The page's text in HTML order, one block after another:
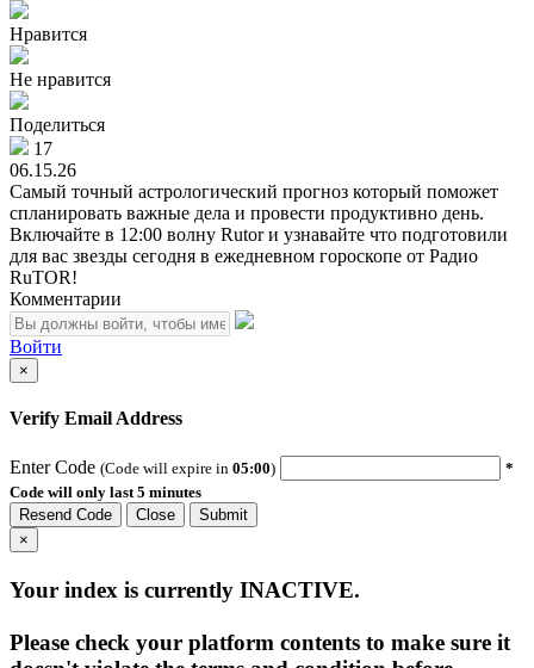
Нравится
Не нравится
Поделиться
17
06.15.26
Самый точный астрологический прогноз который поможет
спланировать важные дела и провести продуктивно день.
Включайте в 12:00 волну Rutor и узнавайте что подготовили
для вас звезды сегодня в ежедневном гороскопе от Радио
RuTOR!
Комментарии
Войти
×
Verify Email Address
Enter Code (Code will expire in 05:00)
*
Code will only last 5 minutes
Resend Code
Close
Submit
×
Your index is currently INACTIVE.
Please check your platform contents to make sure it